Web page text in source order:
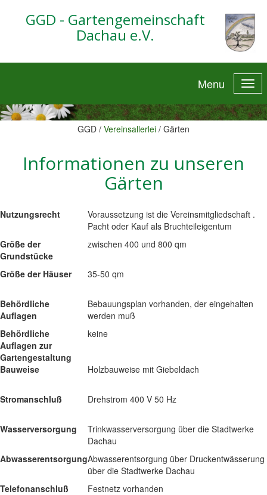
GGD - Gartengemeinschaft
Dachau e.V.
Menu
GGD / Vereinsallerlei / Gärten
Informationen zu unseren
Gärten
Nutzungsrecht
Voraussetzung ist die Vereinsmitgliedschaft .
Pacht oder Kauf als Bruchteileigentum
Größe der
Grundstücke
zwischen 400 und 800 qm
Größe der Häuser 35-50 qm
Behördliche
Auflagen
Bebauungsplan vorhanden, der eingehalten
werden muß
Behördliche
Auflagen zur
Gartengestaltung
keine
Bauweise Holzbauweise mit Giebeldach
Stromanschluß Drehstrom 400 V 50 Hz
Wasserversorgung
Trinkwasserversorgung über die Stadtwerke
Dachau
AbwasserentsorgungAbwasserentsorgung über Druckentwässerung
über die Stadtwerke Dachau
Telefonanschluß
Festnetz vorhanden